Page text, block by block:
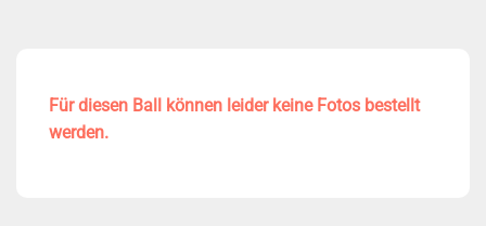
Für diesen Ball können leider keine Fotos bestellt
werden.